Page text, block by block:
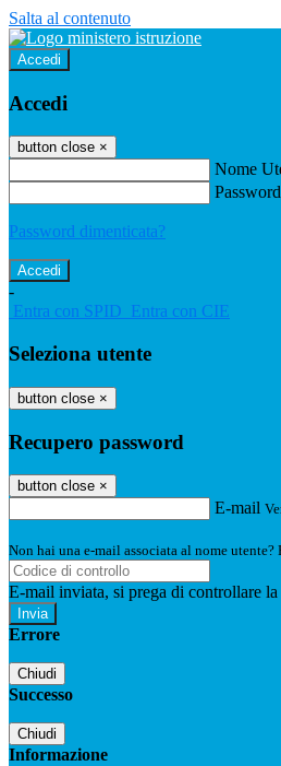
Salta al contenuto
Accedi
Accedi
button close ×
Nome
Password
Password dimenticata?
-
Entra con SPID Entra con CIE
Seleziona utente
button close ×
Recupero password
button close ×
E-mail
Non hai una e-mail associata al nome
E-mail inviata, si prega di controllare
Errore
Chiudi
Successo
Chiudi
Informazione